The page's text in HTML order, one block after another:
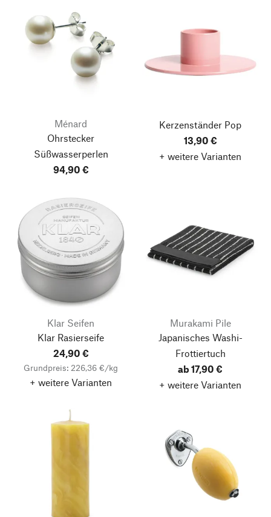
Ménard
Ohrstecker
Süßwasserperlen
94,90 €
Kerzenständer Pop
13,90 €
+ weitere Varianten
Klar Seifen
Klar Rasierseife
24,90 €
Grundpreis: 226,36 €/kg
+ weitere Varianten
Murakami Pile
Japanisches Washi-
Frottiertuch
ab 17,90 €
+ weitere Varianten